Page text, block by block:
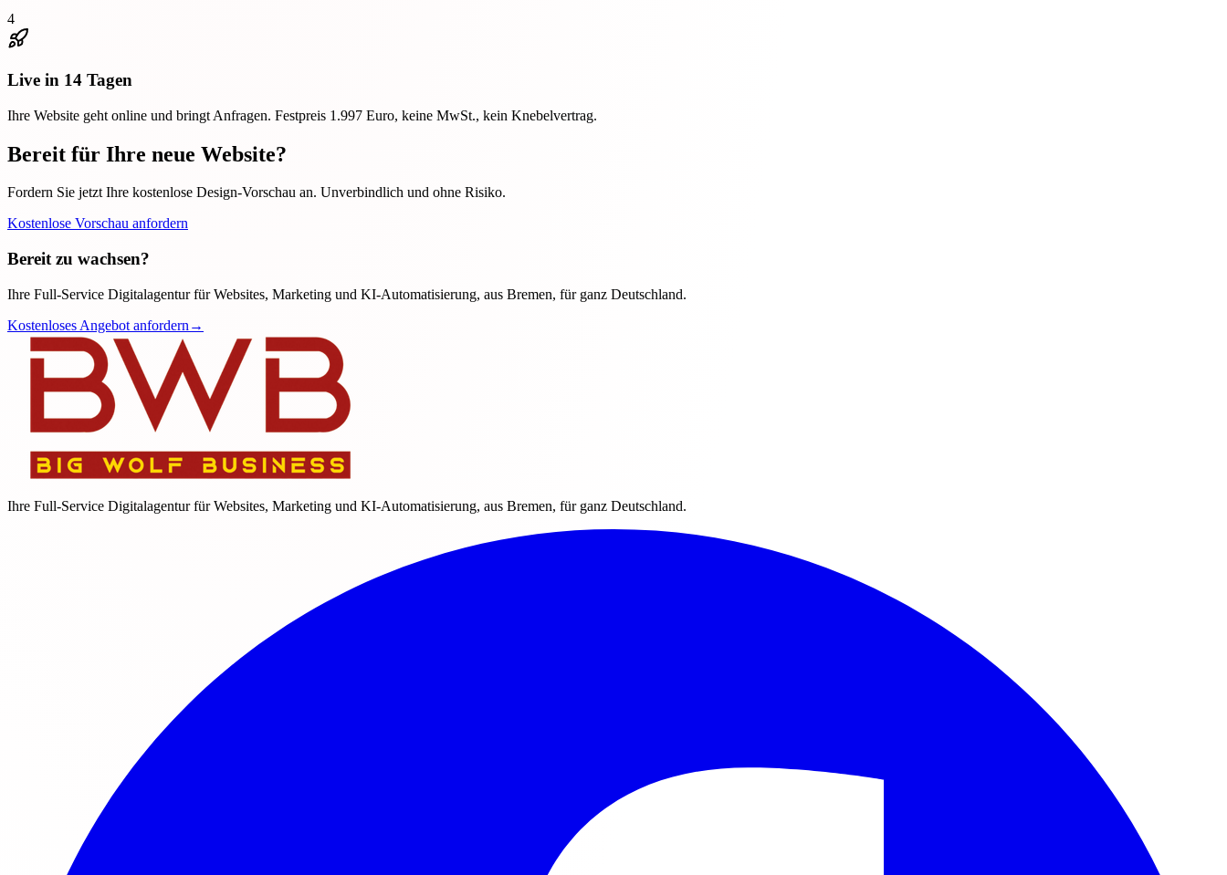
4
Live in 14 Tagen
Ihre Website geht online und bringt Anfragen. Festpreis 1.997 Euro, keine MwSt., kein Knebelvertrag.
Bereit für Ihre neue Website?
Fordern Sie jetzt Ihre kostenlose Design-Vorschau an. Unverbindlich und ohne Risiko.
Kostenlose Vorschau anfordern
Bereit zu wachsen?
Ihre Full-Service Digitalagentur für Websites, Marketing und KI-Automatisierung, aus Bremen, für ganz Deutschland.
Kostenloses Angebot anfordern →
Ihre Full-Service Digitalagentur für Websites, Marketing und KI-Automatisierung, aus Bremen, für ganz Deutschland.